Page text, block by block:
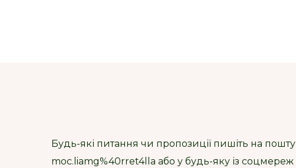
Будь-які питання чи пропозиції пишіть на пошту
moc.liamg%40rret4lla або у будь-яку із соцмереж